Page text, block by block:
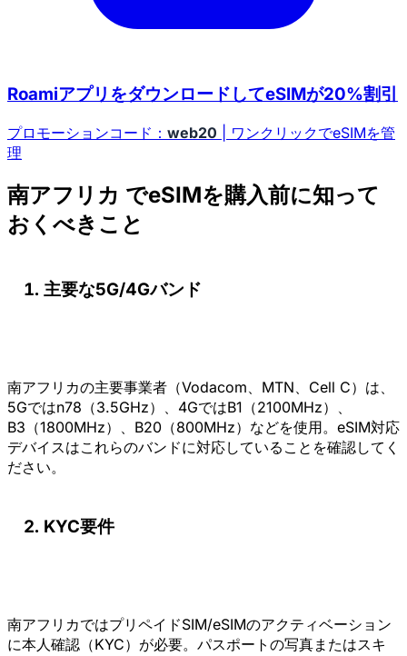
RoamiアプリをダウンロードしてeSIMが20%割引
プロモーションコード： web20 | ワンクリックでeSIMを管
理
南アフリカ でeSIMを購入前に知って
おくべきこと
主要な5G/4Gバンド
南アフリカの主要事業者（Vodacom、MTN、Cell C）は、
5Gではn78（3.5GHz）、4GではB1（2100MHz）、
B3（1800MHz）、B20（800MHz）などを使用。eSIM対応
デバイスはこれらのバンドに対応していることを確認してく
ださい。
KYC要件
南アフリカではプリペイドSIM/eSIMのアクティベーション
に本人確認（KYC）が必要。パスポートの写真またはスキ